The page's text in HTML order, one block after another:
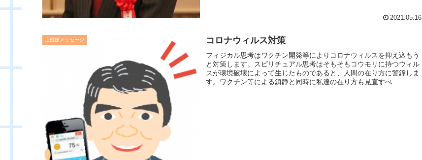
2021.05.16
上機嫌メッセージ コロナウィルス対策
フィジカル思考はワクチン開発等によりコロナウィルスを抑え込もう
と対策します。スピリチュアル思考はそもそもコウモリに持つウィル
スが環境破壊によって生じたものであると、人間の在り方に警鐘しま
す。ワクチン等による鎮静と同時に私達の在り方も見直すべ...